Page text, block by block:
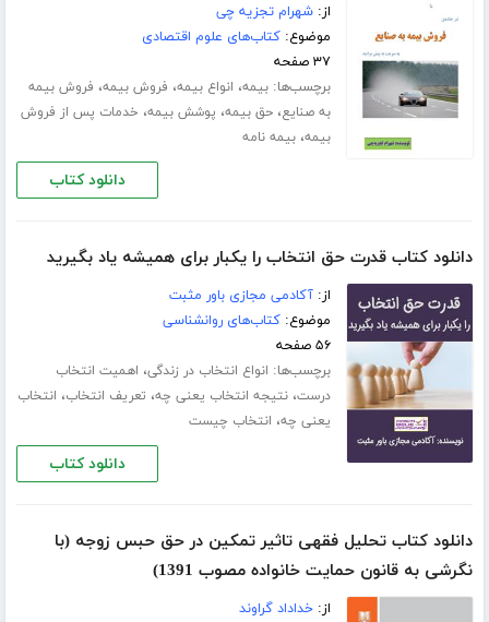
از:شهرام تجزیه چی
موضوع:کتاب‌های علوم اقتصادی
۳۷ صفحه
برچسب‌ها:بیمه، انواع بیمه، فروش بیمه، فروش بیمه
به صنایع،حق بیمه، پوشش بیمه، خدمات پس از فروش
بیمه،بیمه نامه
دانلود کتاب
دانلود کتاب قدرت حق انتخاب را یکبار برای همیشه یاد بگیرید
از:آکادمی مجازی باور مثبت
موضوع:کتاب‌های روانشناسی
۵۶ صفحه
برچسب‌ها: انواع انتخاب در زندگی، اهمیت انتخاب
درست،نتیجه انتخاب یعنی چه، تعریف انتخاب، انتخاب
یعنی چه، انتخاب چیست
دانلود کتاب
دانلود کتاب تحلیل فقهی تاثیر تمکین در حق حبس زوجه (با
نگرشی به قانون حمایت خانواده مصوب 1391)
از:خداداد گراوند